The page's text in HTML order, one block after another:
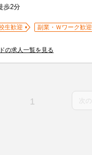
歩2分
生歓迎 副業・Ｗワーク歓迎
の求人一覧を見る
1 次